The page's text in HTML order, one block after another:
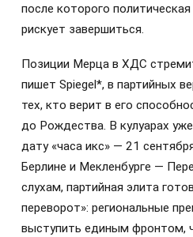
после которого
рискует завершиться.
Позиции Мерца в ХДС
пишет Spiegel*, в партийных
тех, кто верит в его
до Рождества. В кулуарах
дату «часа икс» — 21
Берлине и Мекленбурге —
слухам, партийная элита
переворот»: региональные
выступить единым фронтом,